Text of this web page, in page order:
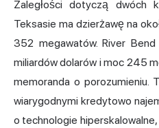
Zaległości dotyczą dwóch
Teksasie madzierżawę na
352 megawatów. River
miliardów dolarów i moc 245
memoranda o porozumieniu.
wiarygodnymi kredytowo
o technologie